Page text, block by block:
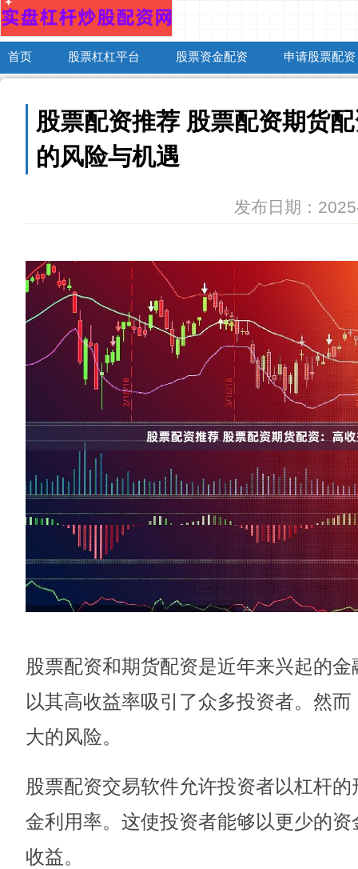
首页 股票杠杠平台 股票资金配资 申请股票配资
股票配资推荐 股票配资期货
的风险与机遇
发布日期：
股票配资和期货配资是近年来兴起的
以其高收益率吸引了众多投资者。然
大的风险。
股票配资交易软件允许投资者以杠杆
金利用率。这使投资者能够以更少的
收益。